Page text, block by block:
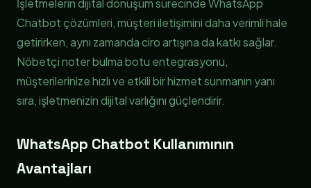
İşletmelerin dijital dönüşüm sürecinde WhatsApp
Chatbot çözümleri, müşteri iletişimini daha verimli hale
getirirken, aynı zamanda ciro artışına da katkı sağlar.
Nöbetçi noter bulma botu entegrasyonu,
müşterilerinize hızlı ve etkili bir hizmet sunmanın yanı
sıra, işletmenizin dijital varlığını güçlendirir.
WhatsApp Chatbot Kullanımının
Avantajları